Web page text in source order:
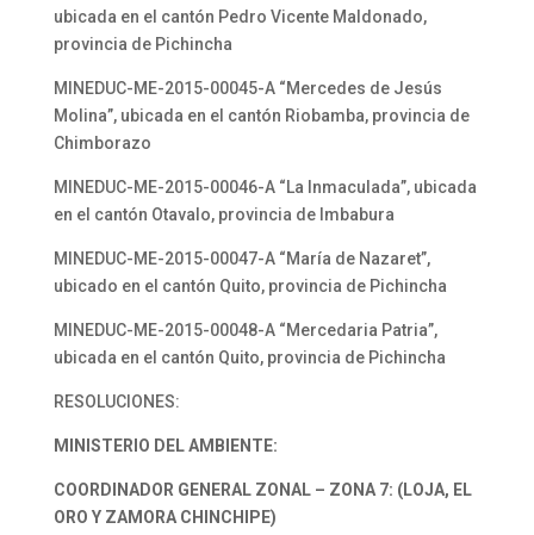
ubicada en el cantón Pedro Vicente Maldonado,
provincia de Pichincha
MINEDUC-ME-2015-00045-A “Mercedes de Jesús
Molina”, ubicada en el cantón Riobamba, provincia de
Chimborazo
MINEDUC-ME-2015-00046-A “La Inmaculada”, ubicada
en el cantón Otavalo, provincia de Imbabura
MINEDUC-ME-2015-00047-A “María de Nazaret”,
ubicado en el cantón Quito, provincia de Pichincha
MINEDUC-ME-2015-00048-A “Mercedaria Patria”,
ubicada en el cantón Quito, provincia de Pichincha
RESOLUCIONES:
MINISTERIO DEL AMBIENTE:
COORDINADOR GENERAL ZONAL – ZONA 7: (LOJA, EL
ORO Y ZAMORA CHINCHIPE)